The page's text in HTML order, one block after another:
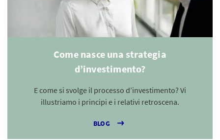
Come nasce una strategia
d’investimento?
E come si svolge il processo d’investimento? Vi
illustriamo i principi e i relativi retroscena.
BLOG